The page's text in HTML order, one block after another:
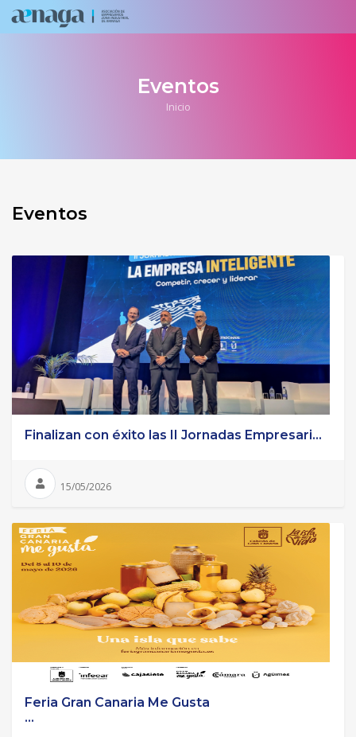
Eventos
Inicio
Eventos
Finalizan con éxito las II Jornadas Empresari...
15/05/2026
Feria Gran Canaria Me Gusta
...